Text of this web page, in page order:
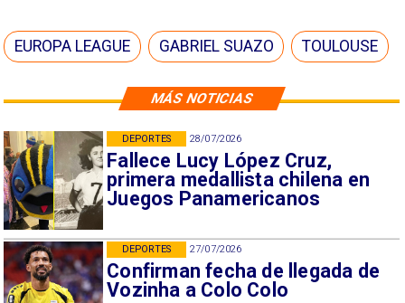
MÁS NOTICIAS
28/07/2026
Fallece Lucy López Cruz,
primera medallista chilena en
Juegos Panamericanos
DEPORTES
27/07/2026
Confirman fecha de llegada de
Vozinha a Colo Colo
DEPORTES
EUROPA LEAGUE GABRIEL SUAZO TOULOUSE